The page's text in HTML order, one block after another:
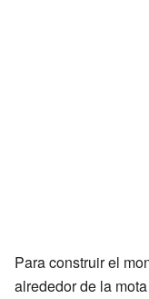
Para construir el
alrededor de la